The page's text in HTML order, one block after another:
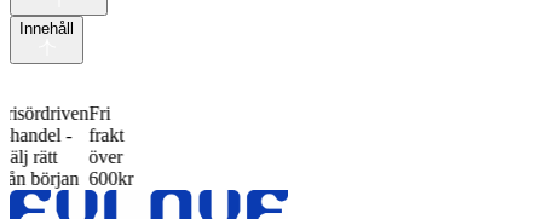
Innehåll
-
Fri
frakt
över
600kr